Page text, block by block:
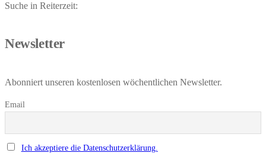
Suche in Reiterzeit:
Newsletter
Abonniert unseren kostenlosen wöchentlichen Newsletter.
Email
Ich akzeptiere die Datenschutzerklärung.